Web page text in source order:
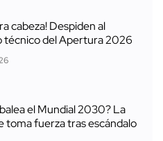
cabeza! Despiden al
técnico del Apertura 2026
el Mundial 2030? La
toma fuerza tras escándalo